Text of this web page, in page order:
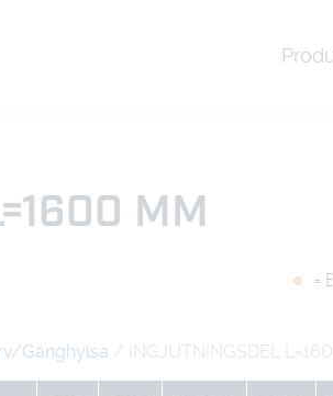
MM
=
Gänghylsa / INGJUTNINGSDEL